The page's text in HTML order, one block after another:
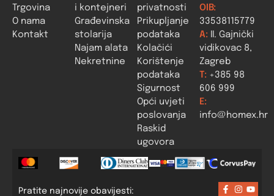
Trgovina
O nama
Kontakt
i kontejneri
Građevinska
stolarija
Najam alata
Nekretnine
privatnosti
Prikupljanje
podataka
Kolačići
Korištenje
podataka
Sigurnost
Opći uvjeti
poslovanja
Raskid
ugovora
OIB:
33538115779
A: II. Gajnički
vidikovac 8,
Zagreb
T: +385 98
606 999
E:
info@homex.hr
Pratite najnovije obavijesti: